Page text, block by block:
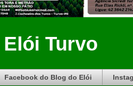
Turvo
Facebook do Blog do Elói